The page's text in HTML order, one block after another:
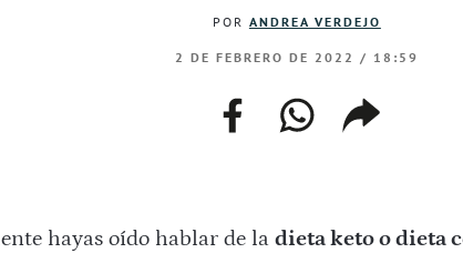
POR ANDREA VERDEJO
2 DE FEBRERO DE 2022 / 18:59
facebookwhatsapp
web
copiar
enlace
hayas oído hablar de la dieta keto o dieta